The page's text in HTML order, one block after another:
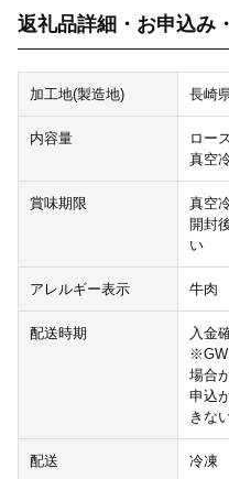
返礼品詳細・お申込み
加工地(製造地) 長崎
内容量
ロー
真空
賞味期限
真空
開封
い
アレルギー表示 牛肉
配送時期
入金
※GW
場合
申込
きな
配送 冷凍